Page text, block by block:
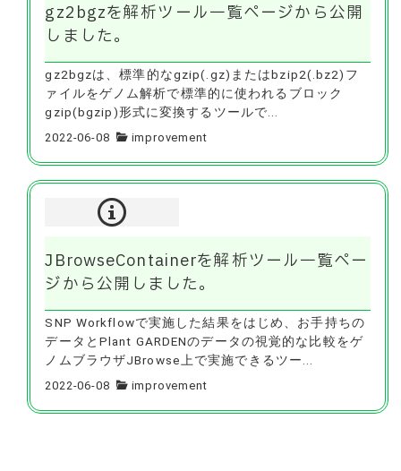
gz2bgzを解析ツール一覧ページから公開
しました。
gz2bgzは、標準的なgzip(.gz)またはbzip2(.bz2)フ
ァイルをゲノム解析で標準的に使われるブロック
gzip(bgzip)形式に変換するツールで...
2022-06-08 improvement
JBrowseContainerを解析ツール一覧ペー
ジから公開しました。
SNP Workflowで実施した結果をはじめ、お手持ちの
データとPlant GARDENのデータの視覚的な比較をゲ
ノムブラウザJBrowse上で実施できるツー...
2022-06-08 improvement